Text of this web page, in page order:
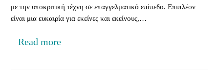
με την υποκριτική τέχνη σε επαγγελματικό επίπεδο. Επιπλέον
είναι μια ευκαιρία για εκείνες και εκείνους,…
Read more